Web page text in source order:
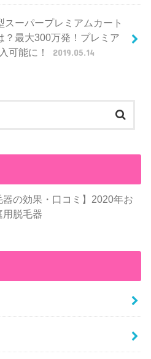
スーパープレミアムカート
？最大300万発！プレミア
可能に！
2019.05.14
器の効果・口コミ】2020年お
用脱毛器